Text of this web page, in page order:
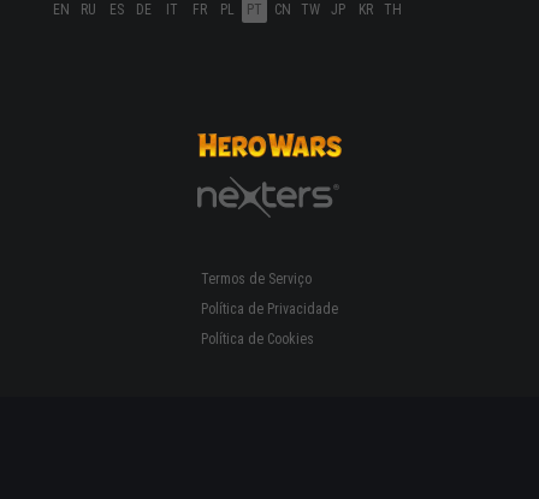
EN RU ES DE IT FR PL PT CN TW JP KR TH
Termos de Serviço
Política de Privacidade
Política de Cookies